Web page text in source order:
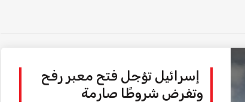
إسرائيل تؤجل فتح معبر رفح
وتفرض شروطًا صارمة